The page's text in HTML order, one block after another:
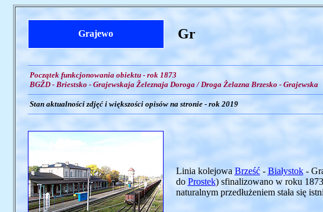
Grajewo Gr
Początek funkcjonowania obiektu - rok 1873
BGŽD - Briestsko - Grajewskaja Železnaja Doroga / Droga Żelazna Brzesko - Grajewska
Stan aktualności zdjęć i większości opisów na stronie - rok 2019
Linia kolejowaBrześć- Białystok-
do Prostek) sfinalizowano w roku
naturalnym przedłużeniem stała się